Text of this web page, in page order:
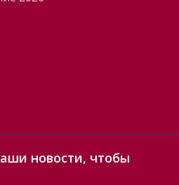
новости, чтобы